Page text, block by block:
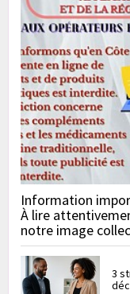
Information
À lire
notre image
3